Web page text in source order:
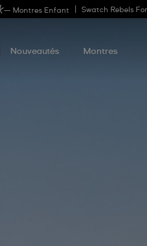
— Montres Enfant Swatch Rebels
Nouveautés Montres